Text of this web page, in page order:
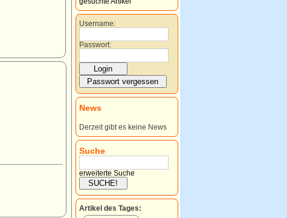
Username:
Passwort:
News
Derzeit gibt es keine News
Suche
erweiterte Suche
Artikel des Tages: